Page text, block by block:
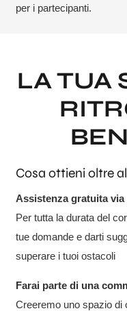
per i partecipanti.
LA TUA
Cosa ottieni oltre
Assistenza gratuita
Per tutta la durata del
tue domande e darti
superare i tuoi ostacoli
Farai parte di una
Creeremo uno spazio di